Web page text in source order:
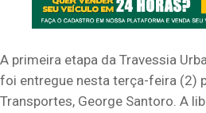
A primeira etapa da Travessia
foi entregue nesta terça-feira (2)
Transportes, George Santoro. A